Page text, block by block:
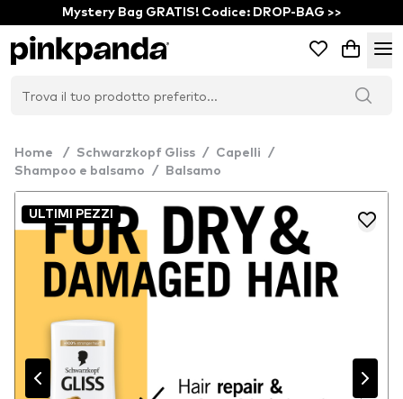
Mystery Bag GRATIS! Codice: DROP-BAG >>
Home / Schwarzkopf Gliss / Capelli
/
Shampoo e balsamo
/ Balsamo
ULTIMI PEZZI